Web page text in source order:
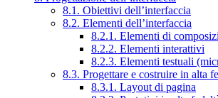
8.1. Obiettivi dell’interfaccia
8.2. Elementi dell’interfaccia
8.2.1. Elementi di
8.2.2. Elementi interattivi
8.2.3. Elementi testuali
8.3. Progettare e costruire in alta
8.3.1. Layout di pagina